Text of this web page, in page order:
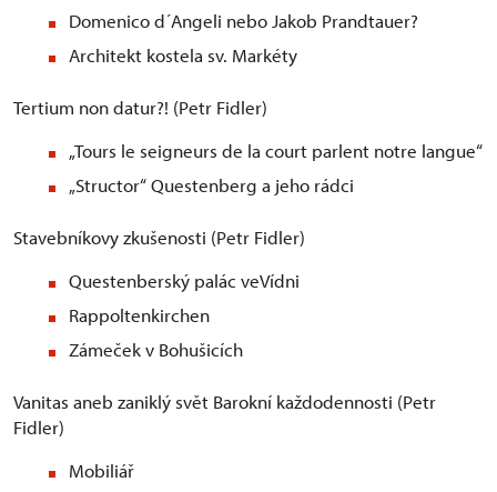
Domenico d´Angeli nebo Jakob Prandtauer?
Architekt kostela sv. Markéty
Tertium non datur?! (Petr Fidler)
„Tours le seigneurs de la court parlent notre langue“
„Structor“ Questenberg a jeho rádci
Stavebníkovy zkušenosti (Petr Fidler)
Questenberský palác veVídni
Rappoltenkirchen
Zámeček v Bohušicích
Vanitas aneb zaniklý svět Barokní každodennosti (Petr
Fidler)
Mobiliář